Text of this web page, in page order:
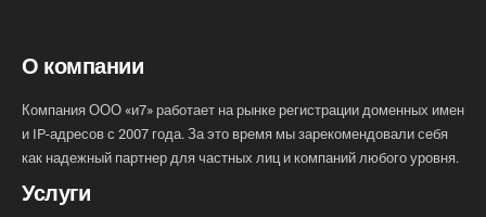
О компании
Компания ООО «и7» работает на рынке регистрации доменных имен
и IP-адресов с 2007 года. За это время мы зарекомендовали себя
как надежный партнер для частных лиц и компаний любого уровня.
Услуги